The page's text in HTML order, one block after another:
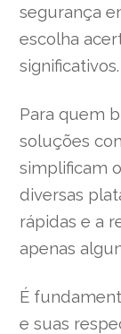
segurança
escolha
significativos.
Para quem
soluções
simplificam
diversas
rápidas e a
apenas
É
e suas